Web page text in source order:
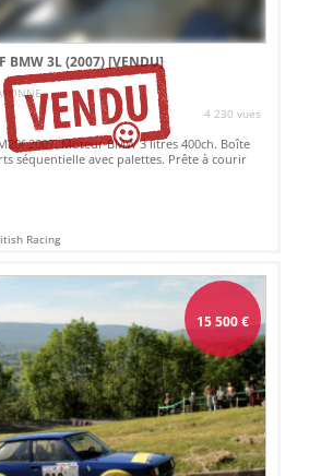
BMW 3L (2007)[VENDU]
4 230 vues
2007. Moteur BMW 3 litres 400ch. Boîte
séquentielle avec palettes. Prête à courir
Racing
15 500€